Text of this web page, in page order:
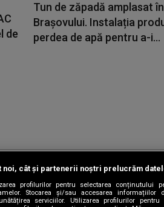
de
Tun de zăpadă amplasat
Brașovului. Instalația
perdea de apă pentru a-i...
/ DIGI ROMANIA S.A.
de confidențialitate|Contact/Info|
noi, cât și partenerii noștri prelucrăm
profilurilor pentru selectarea conținutului
Stocarea și/sau accesarea
serviciilor. Utilizarea profilurilor pentru